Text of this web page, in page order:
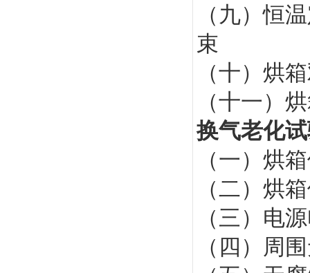
（九）恒
束
（十）烘
（十一）
换气老化
（一）烘
（二）烘
（三）电
（四）周